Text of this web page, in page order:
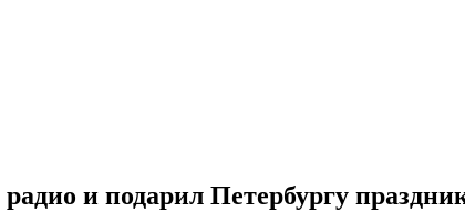
и подарил Петербургу